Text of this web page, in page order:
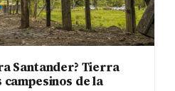
Santander? Tierra
de la